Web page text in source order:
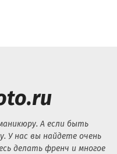
А если быть
У нас вы найдете очень
делать френч и многое